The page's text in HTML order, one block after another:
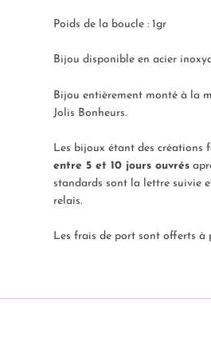
Poids de la boucle : 1gr
Bijou disponible en acier
Bijou entièrement monté à la
Jolis Bonheurs.
Les bijoux étant des créations
entre 5 et 10 jours ouvrés
standards sont la lettre suivie
relais.
Les frais de port sont offerts à